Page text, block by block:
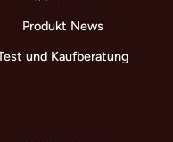
Produkt News
und Kaufberatung